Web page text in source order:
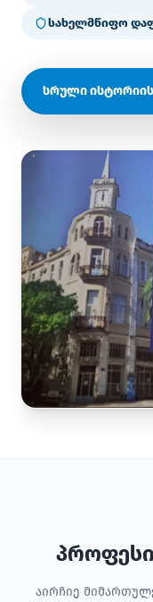
სახელმწიფო
სრული ისტორიის
აირჩიე